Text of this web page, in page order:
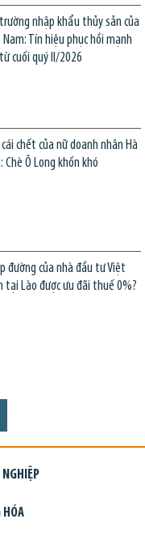
nhập khẩu thủy sản của
Tín hiệu phục hồi mạnh
cuối quý II/2026
chết của nữ doanh nhân Hà
Chè Ô Long khốn khó
đường của nhà đầu tư Việt
tại Lào được ưu đãi thuế 0%?
NGHIỆP
HÓA